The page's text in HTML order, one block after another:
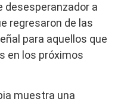
desesperanzador a
regresaron de las
para aquellos que
en los próximos
muestra una